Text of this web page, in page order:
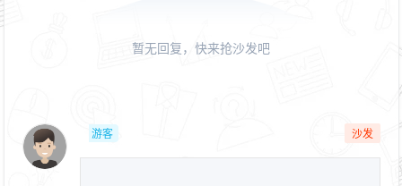
暂无回复，快来抢沙发吧
游客 沙发